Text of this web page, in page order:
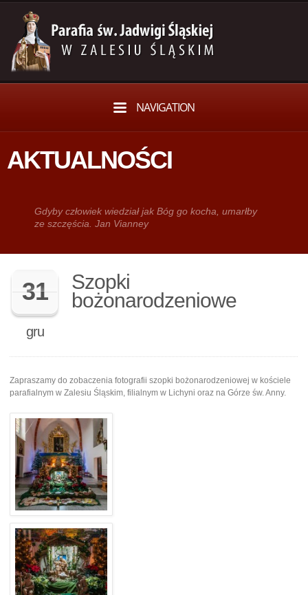
NAVIGATION
AKTUALNOŚCI
Gdy­by człowiek wie­dział jak Bóg go kocha, umarłby
ze szczęścia. Jan Vianney
31
gru
Szopki
bożonarodzeniowe
Zapraszamy do zobaczenia fotografii szopki bożonarodzeniowej w kościele
parafialnym w Zalesiu Śląskim, filialnym w Lichyni oraz na Górze św. Anny.